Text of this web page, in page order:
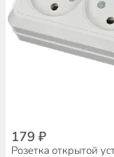
179 ₽
Розетка открытой